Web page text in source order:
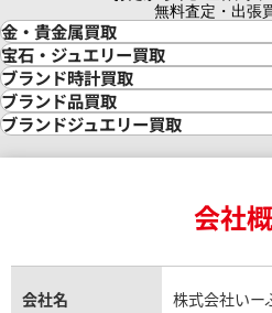
無料査定・出張
金・貴金属買取
金買取
金の相場価格情報
金の参考買取価格一覧
インゴット買取
インゴットの相場価格情報
24金買取
金貨買取
貴金属買取
宝石・ジュエリー買取
宝石・ジュエリー買取
ダイヤモンド買取
ダイヤモンド・宝石の参考価格一覧
リング・結婚指輪買取
エメラルド買取
トパーズ買取
タンザナイト買取
ブランド時計買取
時計買取
ロレックス買取
ロレックス デイトナ買取
ロレックス サブマリーナー買取
ロレックス エクスプローラー買取
ロレックス デイトジャスト買取
パテック フィリップ買取
パテック フィリップノーチラス買取
ブランド品買取
ブランド買取
ルイ・ヴィトン買取
ルイ・ヴィトン買取の参考価格一覧
シャネル マトラッセ買取
ブランドジュエリー買取
ヴァンクリーフ＆アーペル買取
ショーメ買取
会社
会社名 株式会社いー